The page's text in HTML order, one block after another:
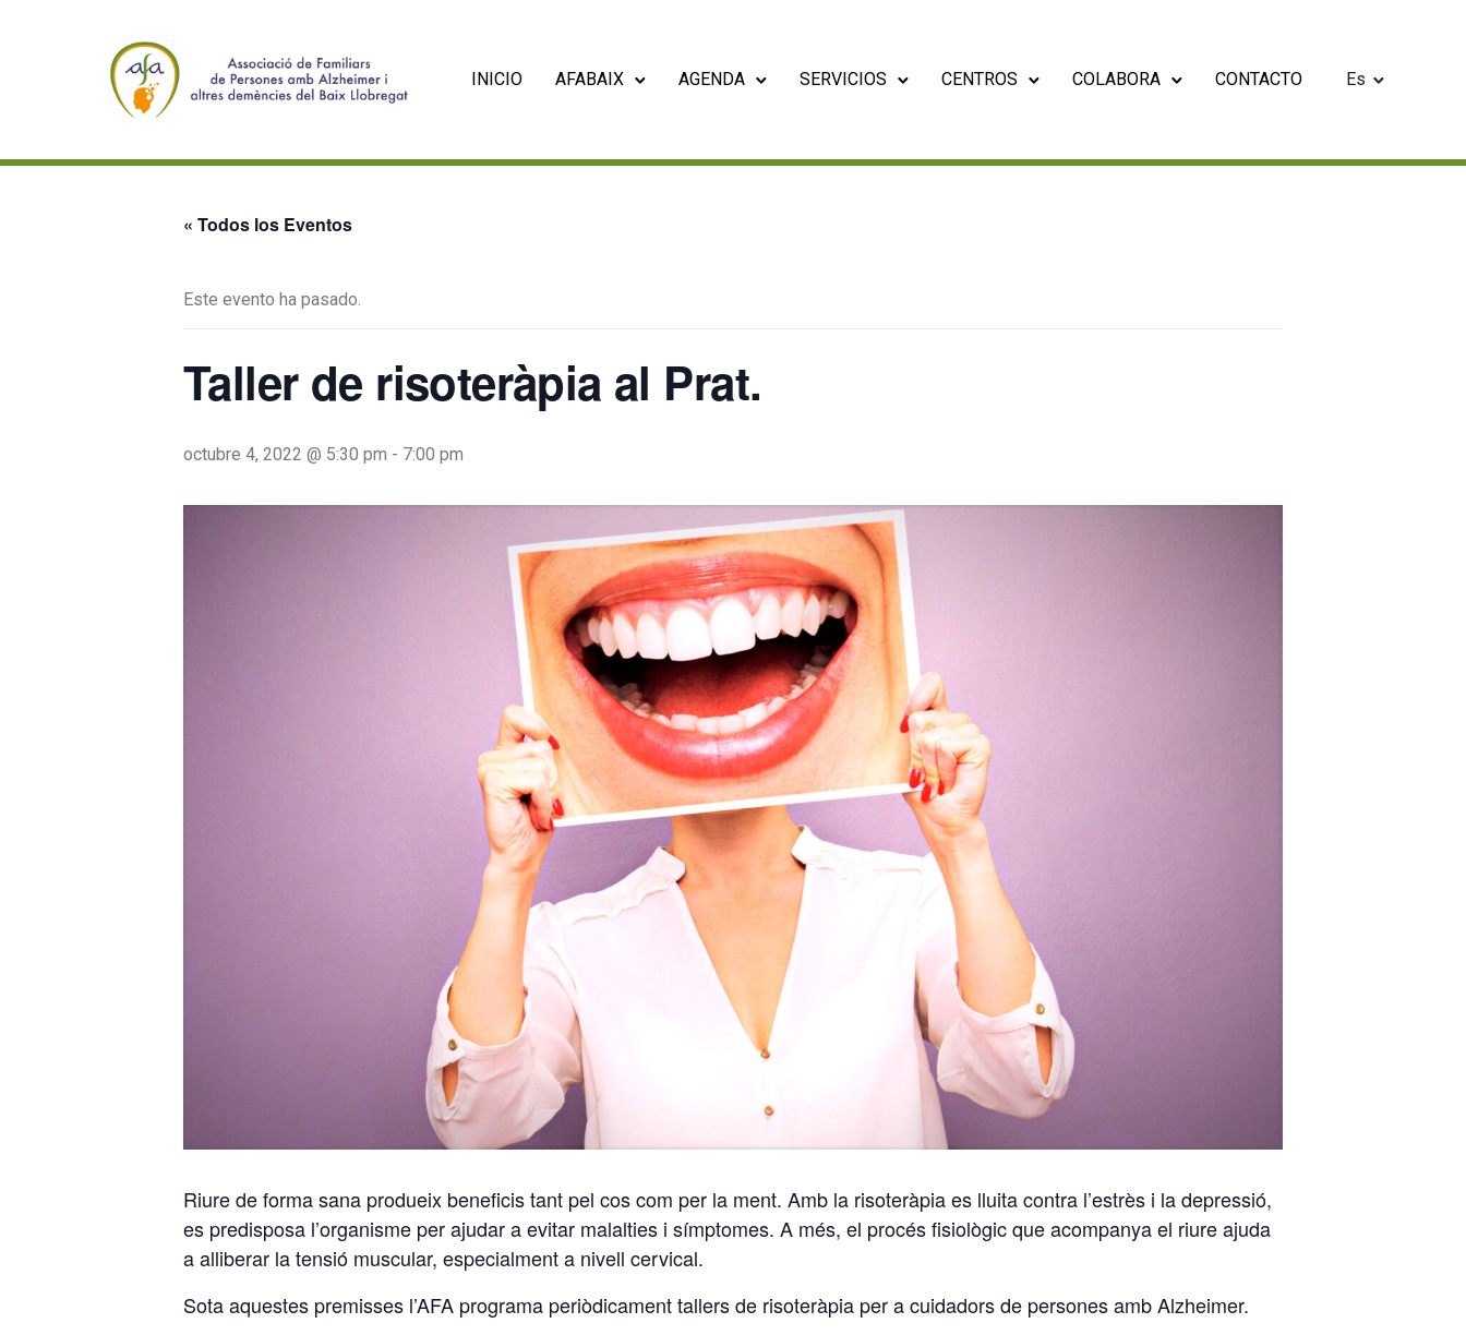
INICIO AFABAIX AGENDA SERVICIOS CENTROS COLABORA CONTACTO Es
« Todos los Eventos
Este evento ha pasado.
Taller de risoteràpia al Prat.
octubre 4, 2022 @ 5:30 pm - 7:00 pm
Riure de forma sana produeix beneficis tant pel cos com per la ment. Amb la risoteràpia es lluita contra l’estrès i la depressió,
es predisposa l’organisme per ajudar a evitar malalties i símptomes. A més, el procés fisiològic que acompanya el riure ajuda
a alliberar la tensió muscular, especialment a nivell cervical.
Sota aquestes premisses l’AFA programa periòdicament tallers de risoteràpia per a cuidadors de persones amb Alzheimer.